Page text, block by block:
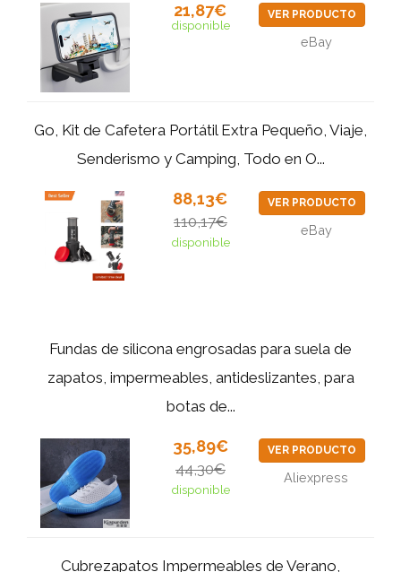
21,87€
disponible
VER PRODUCTO
eBay
Go, Kit de Cafetera Portátil Extra Pequeño, Viaje,
Senderismo y Camping, Todo en O...
88,13€
110,17€
disponible
VER PRODUCTO
eBay
Fundas de silicona engrosadas para suela de
zapatos, impermeables, antideslizantes, para
botas de...
35,89€
44,30€
disponible
VER PRODUCTO
Aliexpress
Cubrezapatos Impermeables de Verano,